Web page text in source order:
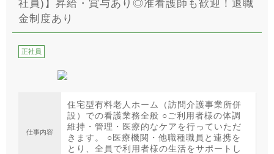
社員)】昇給・賞与あり◎准看護師も歓迎！退職
金制度あり
正社員
仕事内容
住宅型有料老人ホーム（訪問介護事業所併
設）での看護業務全般 ○ご利用者様の体調
維持・管理・医療的なケアを行っていただ
きます。 ○医療機関・他職種職員と連携を
とり、全員で利用者様の生活をサポートし